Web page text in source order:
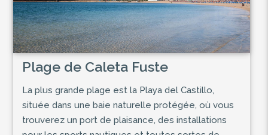
Plage de Caleta Fuste
La plus grande plage est la Playa del Castillo,
située dans une baie naturelle protégée, où vous
trouverez un port de plaisance, des installations